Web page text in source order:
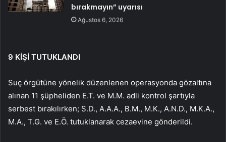
bırakmayın” uyarısı
Ağustos 6, 2026
9 KİŞİ TUTUKLANDI
Suç örgütüne yönelik düzenlenen operasyonda gözaltına
alınan 11 şüpheliden E.T. ve M.M. adli kontrol şartıyla
serbest bırakılırken; S.D., A.A.A., B.M., M.K., A.N.D., M.K.A.,
M.A., T.G. ve E.Ö. tutuklanarak cezaevine gönderildi.